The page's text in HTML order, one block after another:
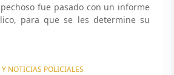
fue pasado con un informe
para que se les determine su
NOTICIAS POLICIALES